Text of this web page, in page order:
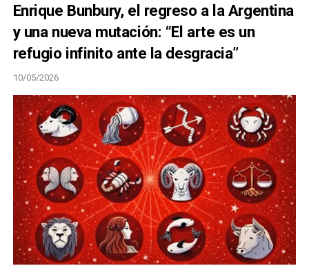
Enrique Bunbury, el regreso a la Argentina
y una nueva mutación: “El arte es un
refugio infinito ante la desgracia”
10/05/2026